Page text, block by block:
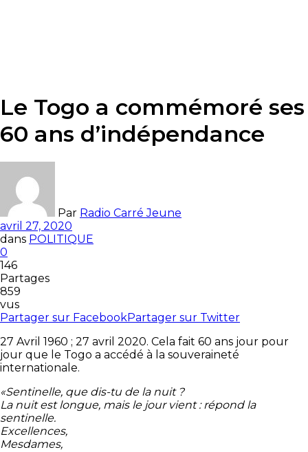
Le Togo a commémoré ses
60 ans d’indépendance
Par Radio Carré Jeune
avril 27, 2020
dans POLITIQUE
0
146
Partages
859
vus
Partager sur FacebookPartager sur Twitter
27 Avril 1960 ; 27 avril 2020. Cela fait 60 ans jour pour
jour que le Togo a accédé à la souveraineté
internationale.
«Sentinelle, que dis-tu de la nuit ?
La nuit est longue, mais le jour vient : répond la
sentinelle.
Excellences,
Mesdames,